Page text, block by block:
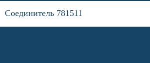
Соединитель 781511